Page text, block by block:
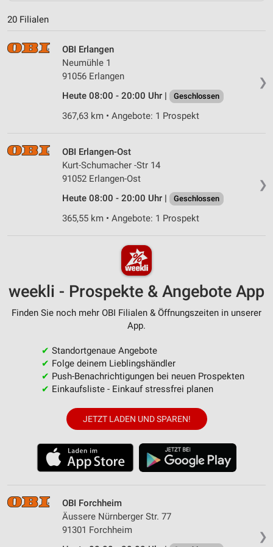
20 Filialen
❯
OBI Erlangen
Neumühle 1
91056 Erlangen
Heute 08:00 - 20:00 Uhr |
Geschlossen
367,63 km • Angebote: 1 Prospekt
❯
OBI Erlangen-Ost
Kurt-Schumacher -Str 14
91052 Erlangen-Ost
Heute 08:00 - 20:00 Uhr |
Geschlossen
365,55 km • Angebote: 1 Prospekt
weekli - Prospekte & Angebote App
Finden Sie noch mehr OBI Filialen & Öffnungszeiten in unserer
App.
✔ Standortgenaue Angebote
✔ Folge deinem Lieblingshändler
✔ Push-Benachrichtigungen bei neuen Prospekten
✔ Einkaufsliste - Einkauf stressfrei planen
JETZT LADEN UND SPAREN!
❯
OBI Forchheim
Äussere Nürnberger Str. 77
91301 Forchheim